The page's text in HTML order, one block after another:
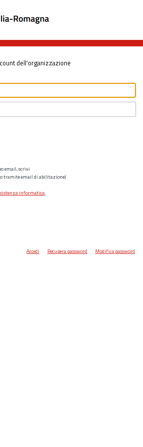
dell'organizzazione
email, scrivi
tramite email di abilitazione)
informatica.
Accedi Recupera password Modifica password